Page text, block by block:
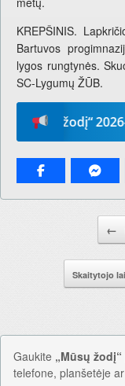
KREPŠINIS.
Bartuvos
lygos rungtynės.
SC-Lygumų ŽŪB.
žodį“ 2026-
←
Skaitytojo
Gaukite „Mūsų žodį“
telefone, planšetėje